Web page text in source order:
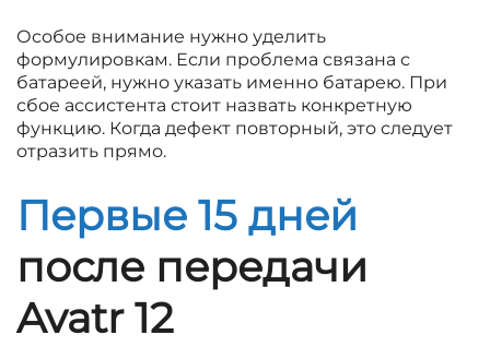
Особое внимание нужно уделить
формулировкам. Если проблема связана с
батареей, нужно указать именно батарею. При
сбое ассистента стоит назвать конкретную
функцию. Когда дефект повторный, это следует
отразить прямо.
Первые 15 дней
после передачи
Avatr 12